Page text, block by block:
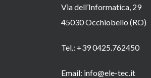
Via dell’Informatica, 29
45030 Occhiobello (RO)
Tel.: +39 0425.762450
Email: info@ele-tec.it